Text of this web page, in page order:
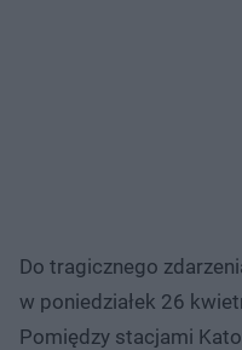
Do tragicznego
w poniedziałek 26
Pomiędzy stacjami